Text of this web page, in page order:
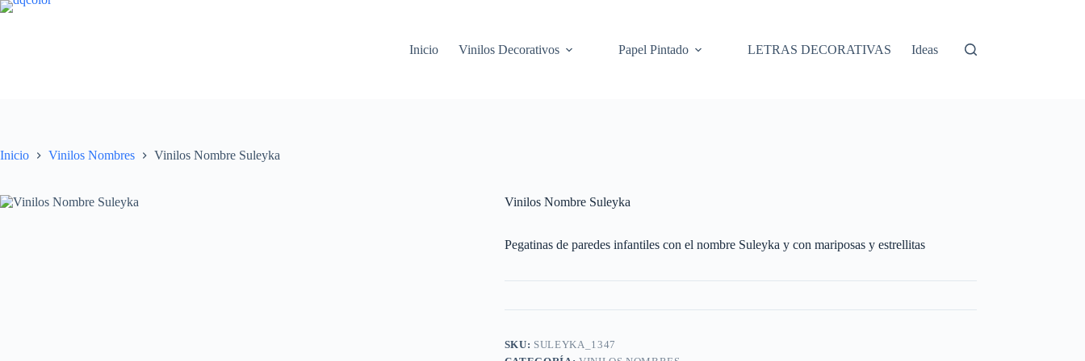
Saltar
Inicio
Vinilos Decorativos Papel Pintado LETRAS DECORATIVAS Ideas
Inicio Vinilos Nombres Vinilos Nombre Suleyka
Vinilos Nombre Suleyka
Pegatinas de paredes infantiles con el nombre Suleyka y con mariposas y estrellitas
SKU: SULEYKA_1347